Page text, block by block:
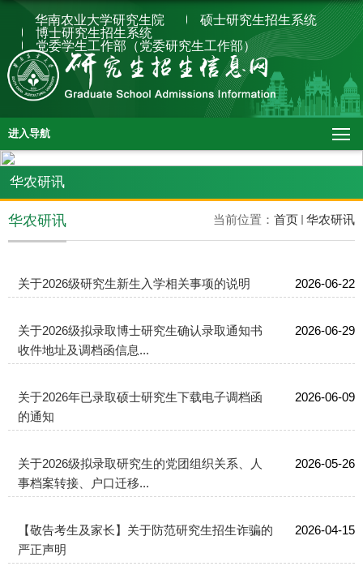
华南农业大学研究生院
硕士研究生招生系统
博士研究生招生系统
党委学生工作部（党委研究生工作部）
进入导航
华农研讯
当前位置： 首页 华农研讯
华农研讯
关于2026级研究生新生入学相关事项的说明 2026-06-22
关于2026级拟录取博士研究生确认录取通知书
收件地址及调档函信息...
2026-06-29
关于2026年已录取硕士研究生下载电子调档函
的通知
2026-06-09
关于2026级拟录取研究生的党团组织关系、人
事档案转接、户口迁移...
2026-05-26
【敬告考生及家长】关于防范研究生招生诈骗的
严正声明
2026-04-15